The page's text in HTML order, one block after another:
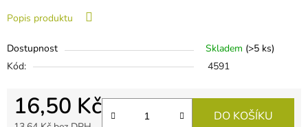
Popis produktu
Dostupnost Skladem (>5 ks)
Kód:
4591
16,50 Kč DO KOŠÍKU